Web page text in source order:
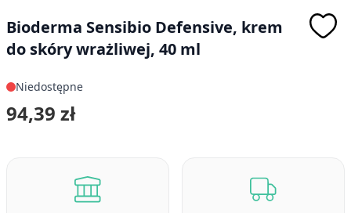
Bioderma Sensibio Defensive, krem
do skóry wrażliwej, 40 ml
Niedostępne
94,39 zł